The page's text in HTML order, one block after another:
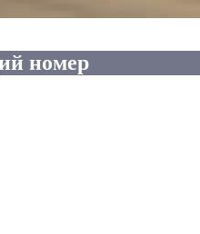
номер